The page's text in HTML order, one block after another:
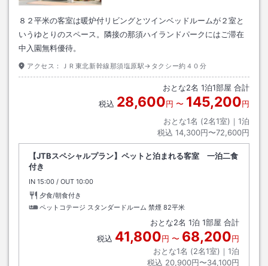
８２平米の客室は暖炉付リビングとツインベッドルームが２室と
いうゆとりのスペース。隣接の那須ハイランドパークにはご滞在
中入園無料優待。
アクセス： ＪＲ東北新幹線那須塩原駅→タクシー約４０分
おとな2名 1泊1部屋 合計
税込 28,600円 〜 145,200円
おとな1名 (2名1室)｜ 1泊
税込 14,300円〜72,600円
【JTBスペシャルプラン】ペットと泊まれる客室 一泊二食
付き
IN チェックイン
15:00 / OUT チェックアウト
10:00
夕食/朝食付き
ペットコテージ スタンダードルーム 禁煙 82平米
おとな2名 1泊 1部屋 合計
税込 41,800円 〜 68,200円
おとな1名 (2名1室)｜ 1泊
税込 20,900円〜34,100円